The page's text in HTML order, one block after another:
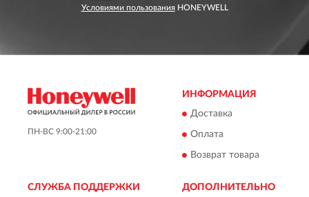
Условиями пользованияHONEYWELL
ПН-ВС 9:00-21:00
ИНФОРМАЦИЯ
Доставка
Оплата
Возврат товара
СЛУЖБА ПОДДЕРЖКИ ДОПОЛНИТЕЛЬНО